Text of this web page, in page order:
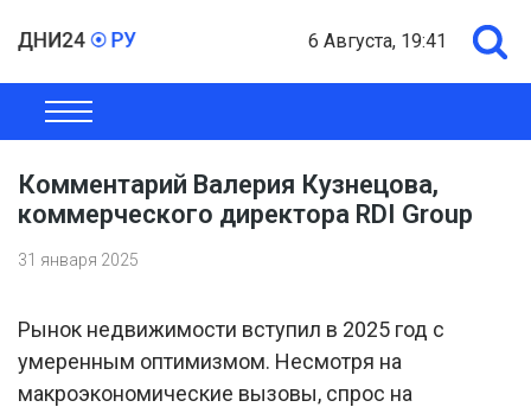
6 Августа, 19:41
ОБЩЕСТВО
Комментарий Валерия Кузнецова,
коммерческого директора RDI Group
31 января 2025
Рынок недвижимости вступил в 2025 год с
умеренным оптимизмом. Несмотря на
макроэкономические вызовы, спрос на